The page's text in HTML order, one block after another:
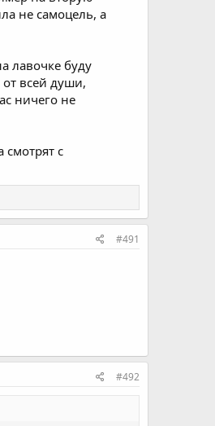
не самоцель, а
лавочке буду
всей души,
ничего не
с
#491
#492